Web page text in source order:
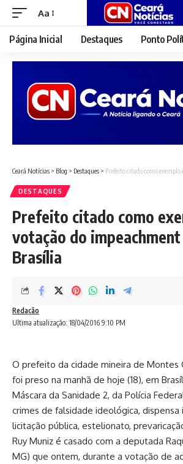
Font
Resizer
Aa
Página Inicial Destaques Ponto
Ceará Notícias > Blog > Destaques > Prefeito citado como exemplo em
DESTAQUES
Prefeito citado como
votação do
Brasília
Ultima atualização: 18/04/2016 9:10 PM
Redação
O prefeito da cidade mineira de Montes
foi preso na manhã de hoje (18), em
Máscara da Sanidade 2, da Polícia
crimes de falsidade ideológica, dispensa
licitação pública, estelionato,
Ruy Muniz é casado com a deputada
MG) que ontem, durante a votação de